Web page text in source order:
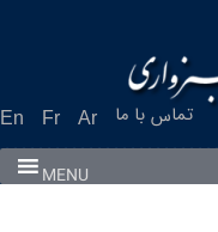
En Fr Ar تماس با ما
MENU